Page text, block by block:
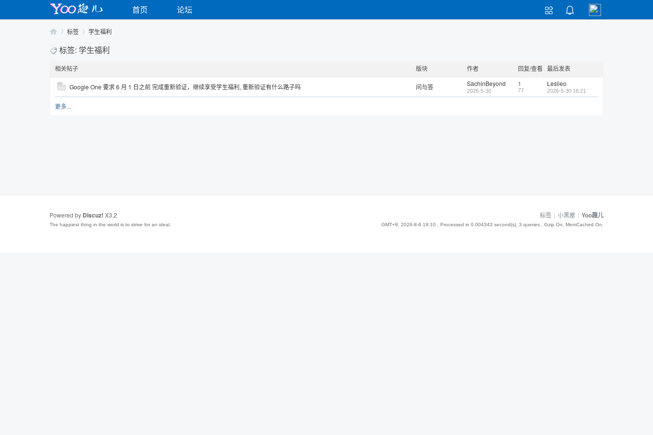


首页 论坛
Yo›
标签 学生福利
标签: 学生福利
相关帖子 版块 作者 回复/查看 最后发表
Google One 要求 6 月 1 日之前 完成重新验证，继续享受学生福利, 重新验证有什么路子吗 问与答 SachinBeyond
2026-5-30
1
77
Leslieo
2026-5-30 16:21
更多...
标签 | 小黑屋 | Yoo趣儿
GMT+8, 2026-8-6 19:10 , Processed in 0.004343 second(s), 3 queries , Gzip On, MemCached On.
Powered by Discuz! X3.2
The happiest thing in the world is to strive for an ideal.